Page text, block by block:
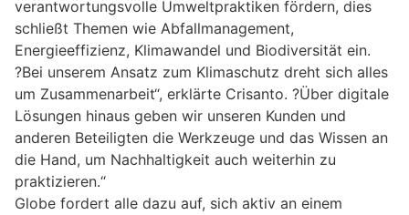
verantwortungsvolle Umweltpraktiken fördern, dies
schließt Themen wie Abfallmanagement,
Energieeffizienz, Klimawandel und Biodiversität ein.
?Bei unserem Ansatz zum Klimaschutz dreht sich alles
um Zusammenarbeit“, erklärte Crisanto. ?Über digitale
Lösungen hinaus geben wir unseren Kunden und
anderen Beteiligten die Werkzeuge und das Wissen an
die Hand, um Nachhaltigkeit auch weiterhin zu
praktizieren.“
Globe fordert alle dazu auf, sich aktiv an einem